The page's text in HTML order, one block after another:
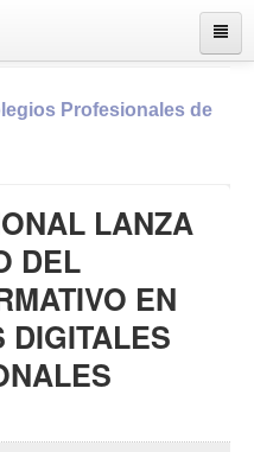
Profesionales de
LANZA
DEL
EN
DIGITALES